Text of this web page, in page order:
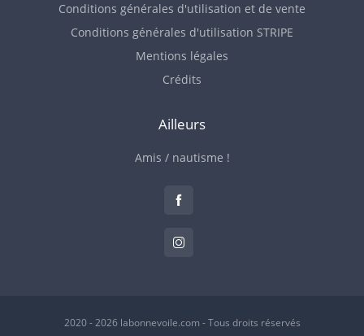
Conditions générales d'utilisation et de vente
Conditions générales d'utilisation STRIPE
Mentions légales
Crédits
Ailleurs
Amis / nautisme !
2020 - 2026 labonnevoile.com - Tous droits réservés